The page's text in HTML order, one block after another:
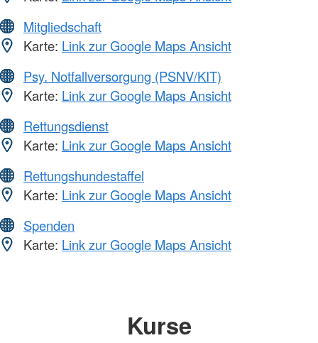
Mitgliedschaft
Karte: Link zur Google Maps Ansicht
Psy. Notfallversorgung (PSNV/KIT)
Karte: Link zur Google Maps Ansicht
Rettungsdienst
Karte: Link zur Google Maps Ansicht
Rettungshundestaffel
Karte: Link zur Google Maps Ansicht
Spenden
Karte: Link zur Google Maps Ansicht
Kurse